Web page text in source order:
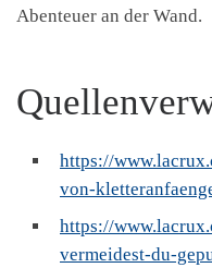
Abenteuer an der Wand.
https://
von-
https://
vermeidest-du-